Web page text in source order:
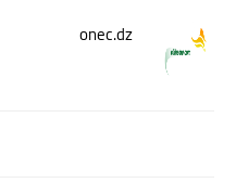
onec.dz